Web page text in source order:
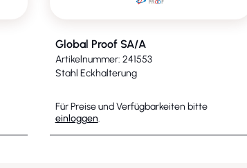
Global Proof SA/A
Artikelnummer: 241553
Stahl Eckhalterung
Für Preise und Verfügbarkeiten bitte
einloggen.